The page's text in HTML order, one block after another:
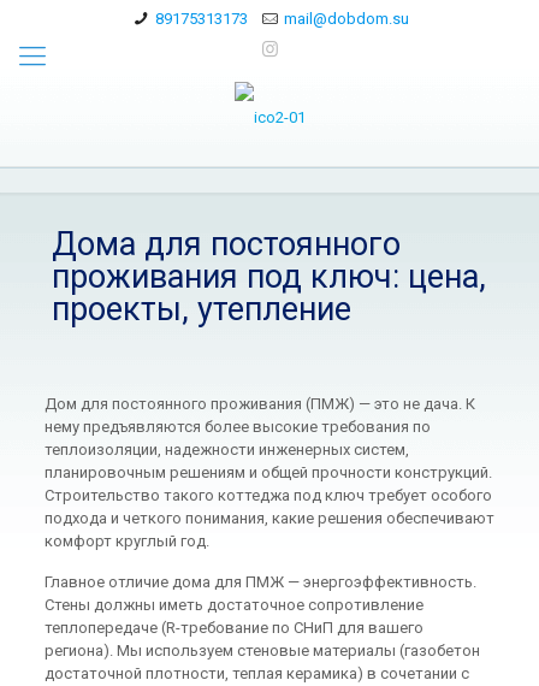
89175313173 mail@dobdom.su
Дома для постоянного
проживания под ключ: цена,
проекты, утепление
Дом для постоянного проживания (ПМЖ) — это не дача. К
нему предъявляются более высокие требования по
теплоизоляции, надежности инженерных систем,
планировочным решениям и общей прочности конструкций.
Строительство такого коттеджа под ключ требует особого
подхода и четкого понимания, какие решения обеспечивают
комфорт круглый год.
Главное отличие дома для ПМЖ — энергоэффективность.
Стены должны иметь достаточное сопротивление
теплопередаче (R-требование по СНиП для вашего
региона). Мы используем стеновые материалы (газобетон
достаточной плотности, теплая керамика) в сочетании с